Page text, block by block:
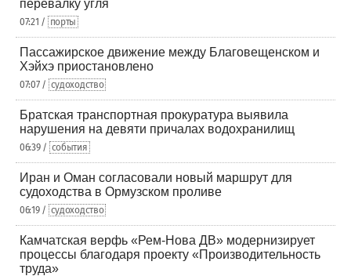
перевалку угля
07:21 / порты
Пассажирское движение между Благовещенском и
Хэйхэ приостановлено
07:07 / судоходство
Братская транспортная прокуратура выявила
нарушения на девяти причалах водохранилищ
06:39 / события
Иран и Оман согласовали новый маршрут для
судоходства в Ормузском проливе
06:19 / судоходство
Камчатская верфь «Рем-Нова ДВ» модернизирует
процессы благодаря проекту «Производительность
труда»